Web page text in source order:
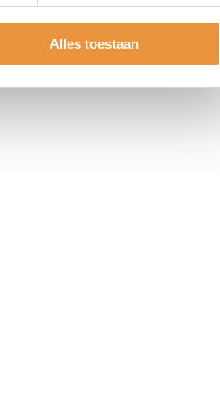
Alles toestaan